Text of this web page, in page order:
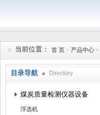
当前位置： 首 页 > 产品中心 >
目录导航 Directory
煤炭质量检测仪器设备
浮选机